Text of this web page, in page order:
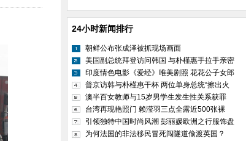
24小时新闻排行
朝鲜公布张成泽被抓现场画面
美国副总统拜登访问韩国 与朴槿惠手拉手亲密
印度情色电影《爱经》唯美剧照 花花公子女郎
普京访韩与朴槿惠干杯 两位单身总统“擦出火
澳半百女教师与15岁男学生发生性关系获罪
台湾再现艳照门 赖滢羽三点全露近500张裸
引领独特中国时尚风潮 彭丽媛欧洲之行服饰盘
为何法国的非法移民冒死闯隧道偷渡英国？